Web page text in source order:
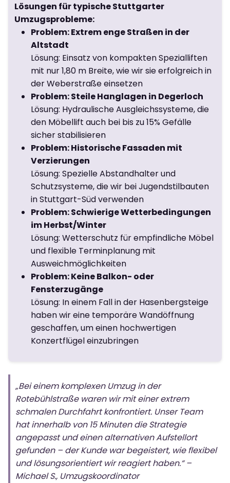
Lösungen für typische Stuttgarter
Umzugsprobleme:
Problem: Extrem enge Straßen in der
Altstadt
Lösung: Einsatz von kompakten Spezialliften
mit nur 1,80 m Breite, wie wir sie erfolgreich in
der Weberstraße einsetzen
Problem: Steile Hanglagen in Degerloch
Lösung: Hydraulische Ausgleichssysteme, die
den Möbellift auch bei bis zu 15% Gefälle
sicher stabilisieren
Problem: Historische Fassaden mit
Verzierungen
Lösung: Spezielle Abstandhalter und
Schutzsysteme, die wir bei Jugendstilbauten
in Stuttgart-Süd verwenden
Problem: Schwierige Wetterbedingungen
im Herbst/Winter
Lösung: Wetterschutz für empfindliche Möbel
und flexible Terminplanung mit
Ausweichmöglichkeiten
Problem: Keine Balkon- oder
Fensterzugänge
Lösung: In einem Fall in der Hasenbergsteige
haben wir eine temporäre Wandöffnung
geschaffen, um einen hochwertigen
Konzertflügel einzubringen
„Bei einem komplexen Umzug in der
Rotebühlstraße waren wir mit einer extrem
schmalen Durchfahrt konfrontiert. Unser Team
hat innerhalb von 15 Minuten die Strategie
angepasst und einen alternativen Aufstellort
gefunden – der Kunde war begeistert, wie flexibel
und lösungsorientiert wir reagiert haben.“ –
Michael S., Umzugskoordinator